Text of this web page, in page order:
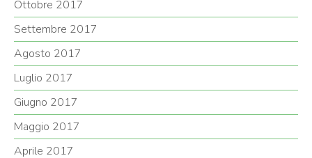
Ottobre 2017
Settembre 2017
Agosto 2017
Luglio 2017
Giugno 2017
Maggio 2017
Aprile 2017